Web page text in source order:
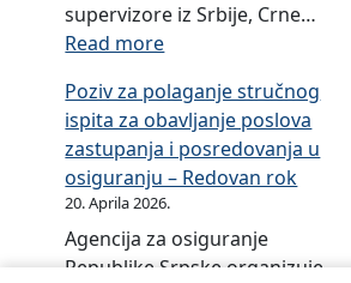
supervizore iz Srbije, Crne…
Read more:
b
i
l
j
e
ž
e
Poziv za polaganje stručnog
ispita za obavljanje poslova
zastupanja i posredovanja u
osiguranju – Redovan rok
20. Aprila 2026.
Agencija za osiguranje
Republike Srpske organizuje